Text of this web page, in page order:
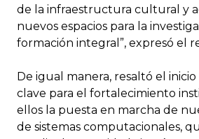
de la infraestructura cultural y
nuevos espacios para la
formación integral”, expresó el
De igual manera, resaltó el
clave para el fortalecimiento
ellos la puesta en marcha de
de sistemas computacionales,